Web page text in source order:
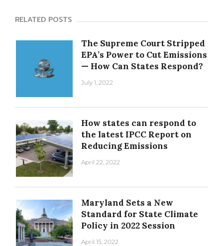
RELATED POSTS
The Supreme Court Stripped
EPA’s Power to Cut Emissions
— How Can States Respond?
July 1, 2022
How states can respond to
the latest IPCC Report on
Reducing Emissions
April 22, 2022
Maryland Sets a New
Standard for State Climate
Policy in 2022 Session
April 15, 2022